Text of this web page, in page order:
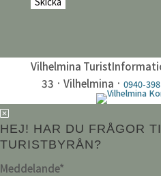
Vilhelmina
33 · Vilhelmina ·0940-
HEJ! HAR DU FRÅGOR
TURISTBYRÅN?
Meddelande*